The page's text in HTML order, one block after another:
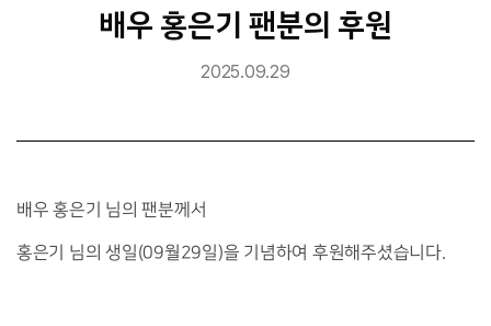
배우 홍은기 팬분의 후원
2025.09.29
배우 홍은기 님의 팬분께서
홍은기 님의 생일(09월29일)을 기념하여 후원해주셨습니다.